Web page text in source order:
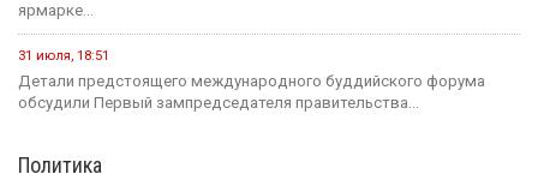
ярмарке...
31 июля, 18:51
Детали предстоящего международного буддийского форума
обсудили Первый зампредседателя правительства...
Политика